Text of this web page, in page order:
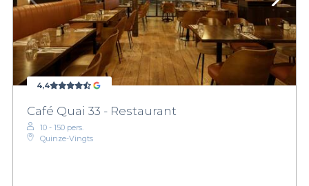
4,4
Café Quai 33 - Restaurant
10 - 150 pers.
Quinze-Vingts